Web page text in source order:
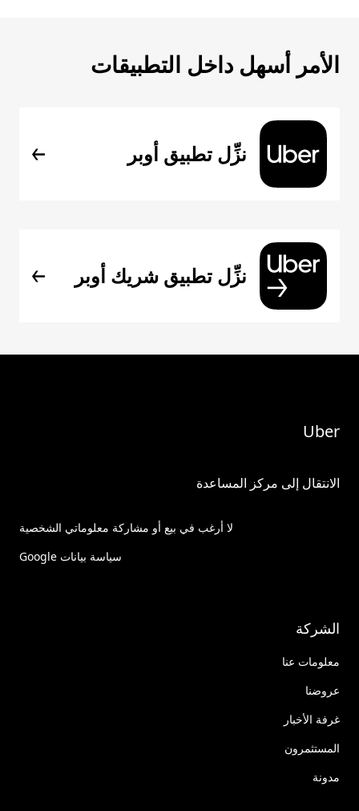
الأمر أسهل داخل التطبيقات
نزِّل تطبيق أوبر
نزِّل تطبيق شريك أوبر
Uber
الانتقال إلى مركز المساعدة
لا أرغب في بيع أو مشاركة معلوماتي الشخصية
سياسة بيانات Google
الشركة
معلومات عنا
عروضنا
غرفة الأخبار
المستثمرون
مدونة